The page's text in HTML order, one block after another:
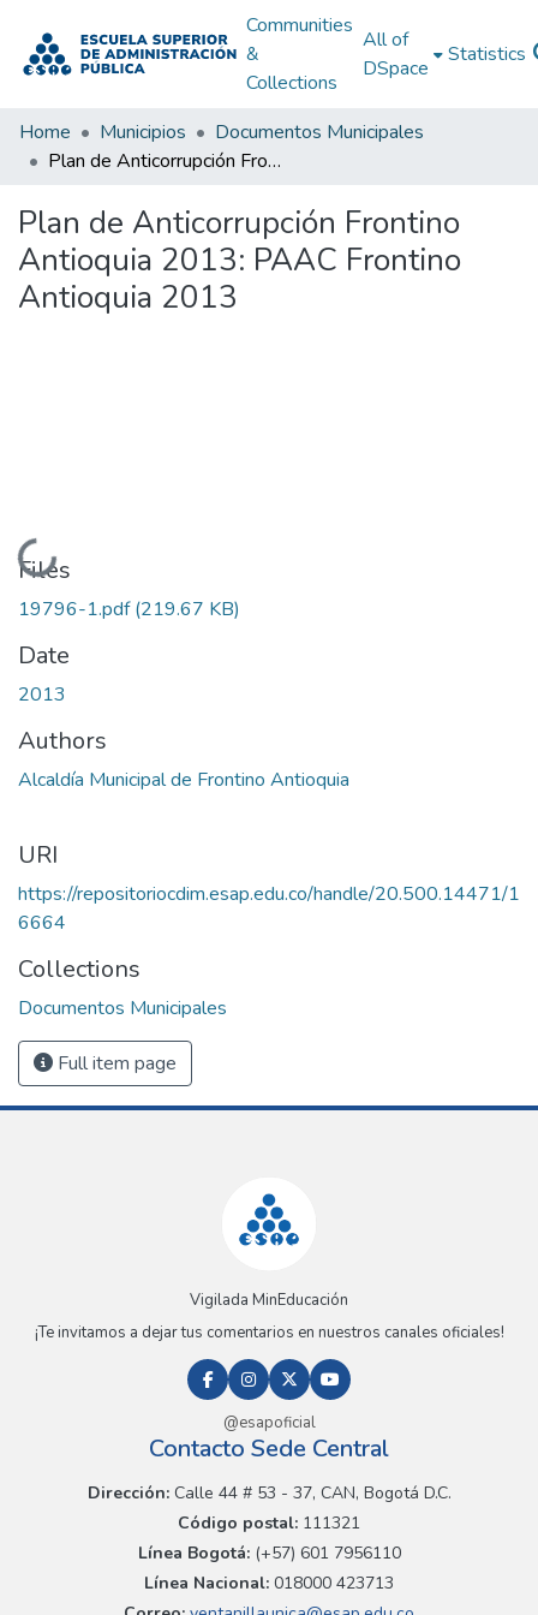
Communities
&
Collections
All of
DSpace
Statistics
Home Municipios
Documentos Municipales
Plan de Anticorrupción Frontino Antioquia 2013: PAAC Frontino Antioquia 2013
Plan de Anticorrupción Frontino
Antioquia 2013: PAAC Frontino
Antioquia 2013
Loading...
Files
19796-1.pdf(219.67 KB)
Date
2013
Authors
Alcaldía Municipal de Frontino Antioquia
URI
https://repositoriocdim.esap.edu.co/handle/20.500.14471/1
6664
Collections
Documentos Municipales
Full item page
Vigilada MinEducación
¡Te invitamos a dejar tus comentarios en nuestros canales oficiales!
@esapoficial
Contacto Sede Central
Dirección:Calle 44 # 53 - 37, CAN, Bogotá D.C.
Código postal: 111321
Línea Bogotá:(+57) 601 7956110
Línea Nacional: 018000 423713